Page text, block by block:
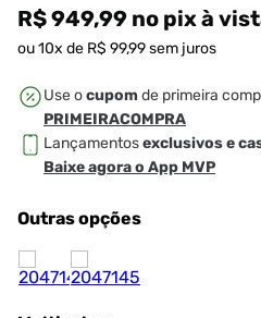
R$ 949,99 no pixà
ou10x de R$ 99,99sem juros
Use ocupom de primeira
PRIMEIRACOMPRA
Lançamentosexclusivos e
Baixe agora o App MVP
Outras opções